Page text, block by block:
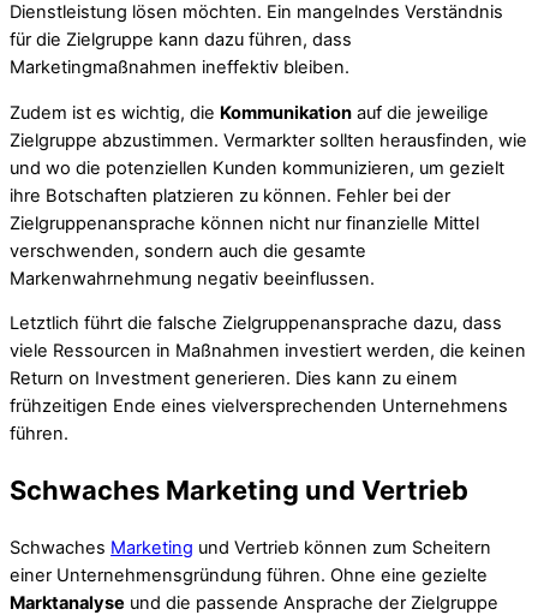
Dienstleistung lösen möchten. Ein mangelndes Verständnis
für die Zielgruppe kann dazu führen, dass
Marketingmaßnahmen ineffektiv bleiben.
Zudem ist es wichtig, die Kommunikation auf die jeweilige
Zielgruppe abzustimmen. Vermarkter sollten herausfinden, wie
und wo die potenziellen Kunden kommunizieren, um gezielt
ihre Botschaften platzieren zu können. Fehler bei der
Zielgruppenansprache können nicht nur finanzielle Mittel
verschwenden, sondern auch die gesamte
Markenwahrnehmung negativ beeinflussen.
Letztlich führt die falsche Zielgruppenansprache dazu, dass
viele Ressourcen in Maßnahmen investiert werden, die keinen
Return on Investment generieren. Dies kann zu einem
frühzeitigen Ende eines vielversprechenden Unternehmens
führen.
Schwaches Marketing und Vertrieb
Schwaches Marketing und Vertrieb können zum Scheitern
einer Unternehmensgründung führen. Ohne eine gezielte
Marktanalyse und die passende Ansprache der Zielgruppe